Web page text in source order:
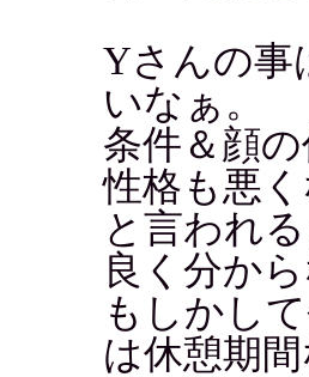
Yさんの事
いなぁ。
条件＆顔
性格も悪
と言われる
良く分から
もしかし
は休憩期間